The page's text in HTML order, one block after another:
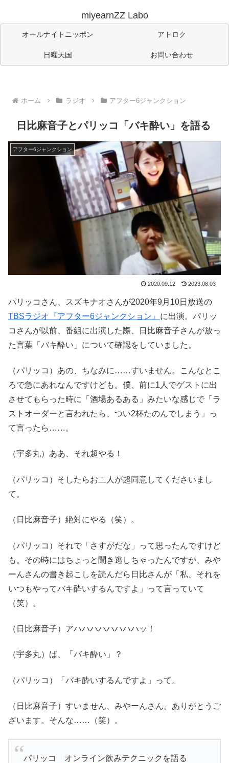
miyearnZZ Labo
オールナイトニッポン アトロク
日曜天国 お問い合わせ
ホーム ラジオ アフター6ジャンクション
日比麻音子とパリッコ「バキ酔い」を語る
アフター6ジャンクション
2020.09.12 2023.08.03
パリッコさん、スズキナオさんが2020年9月10日放送の
TBSラジオ『アフター6ジャンクション』 に出演。パリッ
コさんが以前、番組に出演した際、日比麻音子さんが放っ
た言葉「バキ酔い」について確認をしていました。
（パリッコ）あの、ちなみに……すいません。こんなとこ
ろで急にあれなんですけども。僕、前に1人でゲストに出
させてもらった時に「酒場あるある」みたいな感じで「ラ
ストオーダーと言われたら、つい2杯たのんでしまう」っ
て言ったら……。
（宇多丸）ああ、それ超やる！
（パリッコ）そしたらお二人が超同意してくださいまし
て。
（日比麻音子）絶対にやる（笑）。
（パリッコ）それで「さすがだな」って思ったんですけど
も。その時にはちょっと聞き逃しちゃったんですが、みや
ーんさんの書き起こしを読んだら日比さんが「私、それを
いつもやってバキ酔いするんですよ」って言っていて
（笑）。
（日比麻音子）アハハハハハハハハッ！
（宇多丸）ば、「バキ酔い」？
（パリッコ）「バキ酔いするんですよ」って。
（日比麻音子）すいません、みやーんさん。ありがとうご
ざいます。そんな……（笑）。
パリッコ オンライン飲みテクニックを語る